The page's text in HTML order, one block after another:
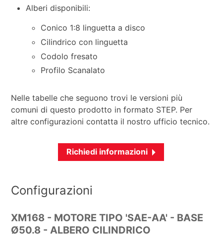
Alberi disponibili:
Conico 1:8 linguetta a disco
Cilindrico con linguetta
Codolo fresato
Profilo Scanalato
Nelle tabelle che seguono trovi le versioni più
comuni di questo prodotto in formato STEP. Per
altre configurazioni contatta il nostro ufficio tecnico.
Richiedi informazioni
Configurazioni
XM168 - MOTORE TIPO 'SAE-AA' - BASE
Ø50.8 - ALBERO CILINDRICO